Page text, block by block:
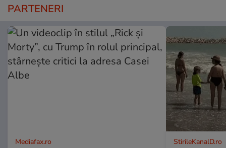
PARTENERI
Mediafax.ro StirileKanalD.ro